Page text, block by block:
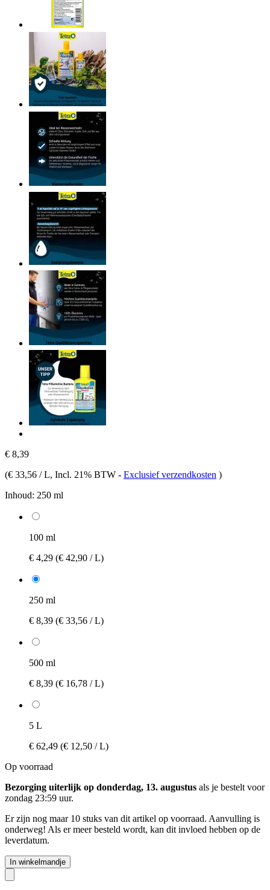
€ 8,39
(€ 33,56 / L, Incl. 21% BTW - Exclusief verzendkosten )
Inhoud: 250 ml
100 ml
€ 4,29 (€ 42,90 / L)
250 ml
€ 8,39 (€ 33,56 / L)
500 ml
€ 8,39 (€ 16,78 / L)
5 L
€ 62,49 (€ 12,50 / L)
Op voorraad
Bezorging uiterlijk op donderdag, 13. augustus als je bestelt voor
zondag 23:59 uur.
Er zijn nog maar 10 stuks van dit artikel op voorraad. Aanvulling is
onderweg! Als er meer besteld wordt, kan dit invloed hebben op de
leverdatum.
In winkelmandje